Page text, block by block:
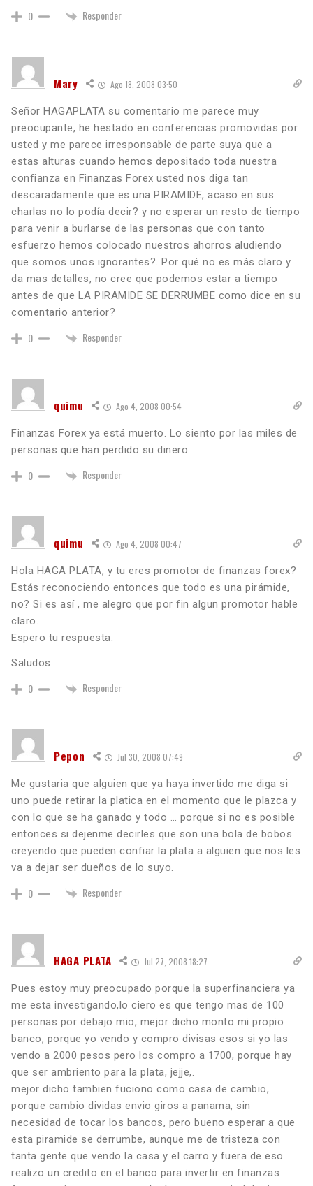
0 Responder
Mary Ago 18, 2008 03:50
Señor HAGAPLATA su comentario me parece muy
preocupante, he hestado en conferencias promovidas por
usted y me parece irresponsable de parte suya que a
estas alturas cuando hemos depositado toda nuestra
confianza en Finanzas Forex usted nos diga tan
descaradamente que es una PIRAMIDE, acaso en sus
charlas no lo podía decir? y no esperar un resto de tiempo
para venir a burlarse de las personas que con tanto
esfuerzo hemos colocado nuestros ahorros aludiendo
que somos unos ignorantes?. Por qué no es más claro y
da mas detalles, no cree que podemos estar a tiempo
antes de que LA PIRAMIDE SE DERRUMBE como dice en su
comentario anterior?
0 Responder
quimu Ago 4, 2008 00:54
Finanzas Forex ya está muerto. Lo siento por las miles de
personas que han perdido su dinero.
0 Responder
quimu Ago 4, 2008 00:47
Hola HAGA PLATA, y tu eres promotor de finanzas forex?
Estás reconociendo entonces que todo es una pirámide,
no? Si es así , me alegro que por fin algun promotor hable
claro.
Espero tu respuesta.
Saludos
0 Responder
Pepon Jul 30, 2008 07:49
Me gustaria que alguien que ya haya invertido me diga si
uno puede retirar la platica en el momento que le plazca y
con lo que se ha ganado y todo … porque si no es posible
entonces si dejenme decirles que son una bola de bobos
creyendo que pueden confiar la plata a alguien que nos les
va a dejar ser dueños de lo suyo.
0 Responder
HAGA PLATA Jul 27, 2008 18:27
Pues estoy muy preocupado porque la superfinanciera ya
me esta investigando,lo ciero es que tengo mas de 100
personas por debajo mio, mejor dicho monto mi propio
banco, porque yo vendo y compro divisas esos si yo las
vendo a 2000 pesos pero los compro a 1700, porque hay
que ser ambriento para la plata, jejje,.
mejor dicho tambien fuciono como casa de cambio,
porque cambio dividas envio giros a panama, sin
necesidad de tocar los bancos, pero bueno esperar a que
esta piramide se derrumbe, aunque me de tristeza con
tanta gente que vendo la casa y el carro y fuera de eso
realizo un credito en el banco para invertir en finanzas